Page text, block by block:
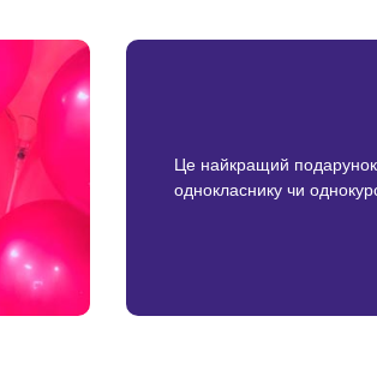
Це найкращий подарунок
однокласнику чи